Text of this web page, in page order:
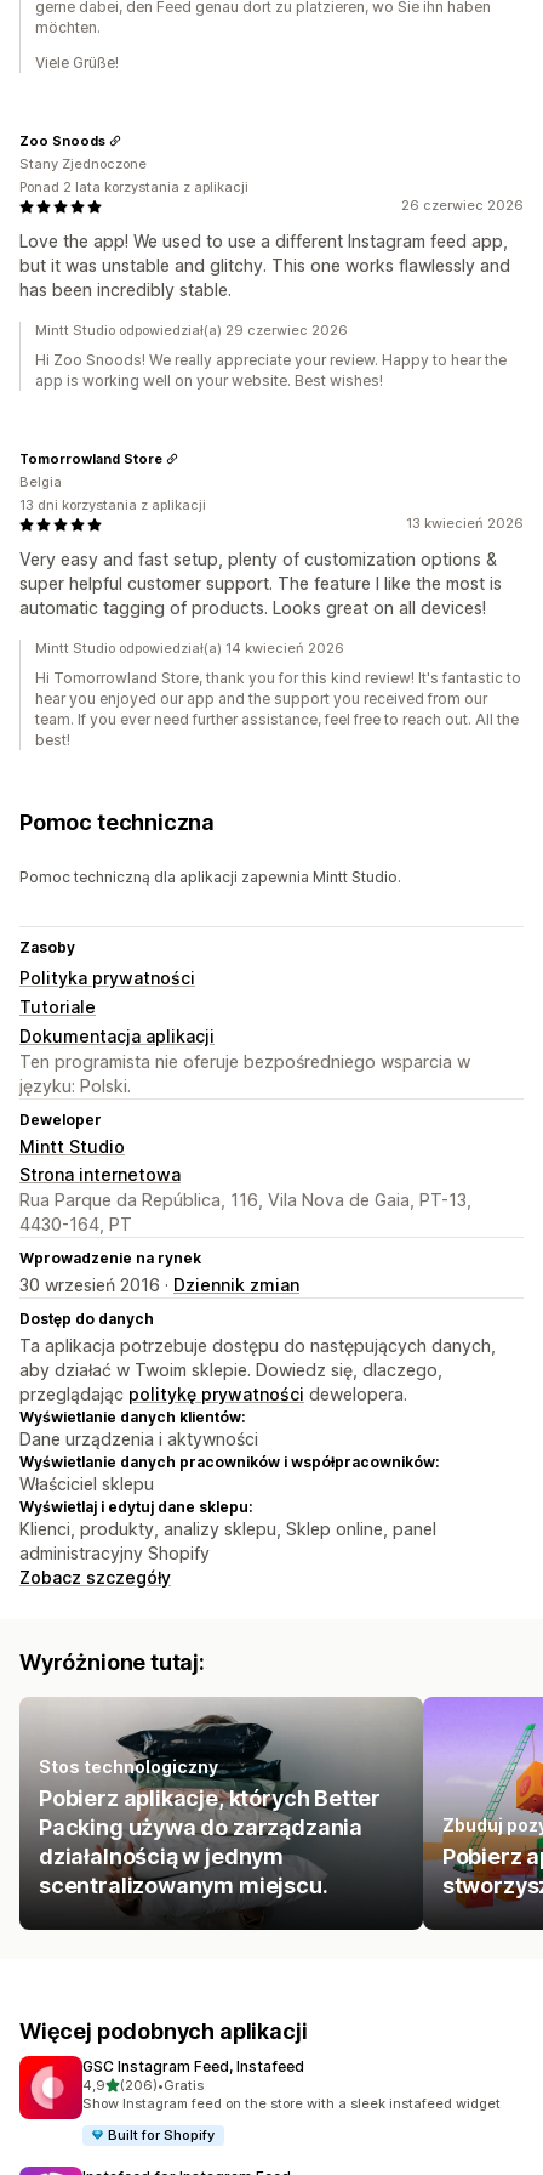
gerne dabei, den Feed genau dort zu platzieren, wo Sie ihn haben
möchten.
Viele Grüße!
26 czerwiec 2026
Love the app! We used to use a different Instagram feed app,
but it was unstable and glitchy. This one works flawlessly and
has been incredibly stable.
Zoo Snoods
Stany Zjednoczone
Ponad 2 lata korzystania z aplikacji
Mintt Studio odpowiedział(a) 29 czerwiec 2026
Hi Zoo Snoods! We really appreciate your review. Happy to hear the
app is working well on your website. Best wishes!
13 kwiecień 2026
Very easy and fast setup, plenty of customization options &
super helpful customer support. The feature I like the most is
automatic tagging of products. Looks great on all devices!
Tomorrowland Store
Belgia
13 dni korzystania z aplikacji
Mintt Studio odpowiedział(a) 14 kwiecień 2026
Hi Tomorrowland Store, thank you for this kind review! It's fantastic to
hear you enjoyed our app and the support you received from our
team. If you ever need further assistance, feel free to reach out. All the
best!
Pomoc techniczna
Pomoc techniczną dla aplikacji zapewnia Mintt Studio.
Zasoby
Polityka prywatności
Tutoriale
Dokumentacja aplikacji
Ten programista nie oferuje bezpośredniego wsparcia w
języku: Polski.
Deweloper
Mintt Studio
Strona internetowa
Rua Parque da República, 116, Vila Nova de Gaia, PT-13,
4430-164, PT
Wprowadzenie na rynek
30 wrzesień 2016 · Dziennik zmian
Dostęp do danych
Ta aplikacja potrzebuje dostępu do następujących danych,
aby działać w Twoim sklepie. Dowiedz się, dlaczego,
przeglądając politykę prywatności dewelopera.
Wyświetlanie danych klientów:
Dane urządzenia i aktywności
Wyświetlanie danych pracowników i współpracowników:
Właściciel sklepu
Wyświetlaj i edytuj dane sklepu:
Klienci, produkty, analizy sklepu, Sklep online, panel
administracyjny Shopify
Zobacz szczegóły
Wyróżnione tutaj:
Stos technologiczny
Pobierz aplikacje, których Better
Packing używa do zarządzania
działalnością w jednym
scentralizowanym miejscu.
Zbuduj
Pobierz
Więcej podobnych aplikacji
GSC Instagram Feed, Instafeed
4,9na 5 gwiazdek
(206)
Łączna liczba recenzji: 206
•Gratis
Show Instagram feed on the store with a sleek instafeed widget
Built for Shopify